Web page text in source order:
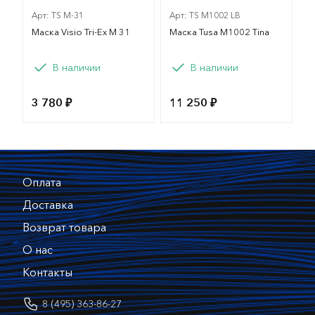
Арт: TS M-31
Маска Visio Tri-Ex M 31
В наличии
3 780 ₽
Арт: TS M1002 LB
Маска Tusa М1002 Tina
В наличии
11 250 ₽
Оплата
Доставка
Возврат товара
О нас
Контакты
8 (495) 363-86-27